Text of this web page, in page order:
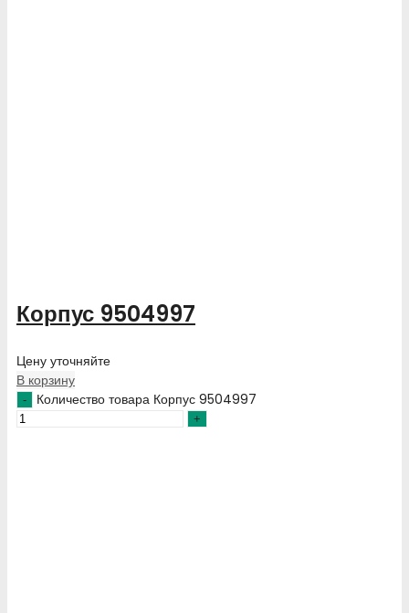
Корпус 9504997
Цену уточняйте
В корзину
Количество товара Корпус 9504997